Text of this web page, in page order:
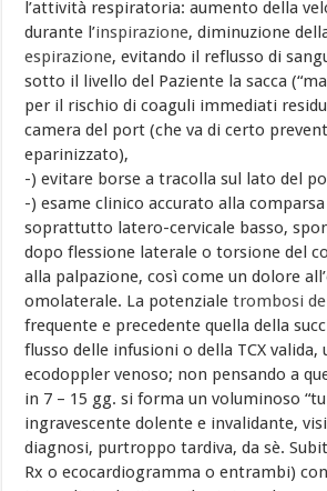
l’attività respiratoria: aumento della
durante l’inspirazione, diminuzione
espirazione, evitando il reflusso di
sotto il livello del Paziente la sacca
per il rischio di coaguli immediati
camera del port (che va di certo
eparinizzato),
-) evitare borse a tracolla sul lato del
-) esame clinico accurato alla
soprattutto latero-cervicale basso,
dopo flessione laterale o torsione del
alla palpazione, così come un dolore
omolaterale. La potenzialetrombosi
frequente e precedente quella della
flusso delle infusioni o della TCX valida,
ecodoppler venoso; non pensando a
in 7 – 15 gg. si forma un voluminoso
ingravescente dolente e invalidante,
diagnosi, purtroppo tardiva, da sè.
Rx o ecocardiogramma o entrambi)